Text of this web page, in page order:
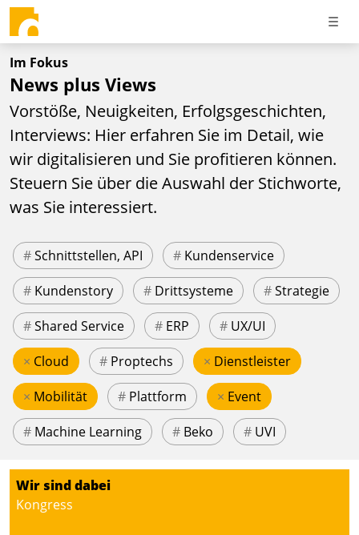
Im Fokus
News plus Views
Vorstöße, Neuigkeiten, Erfolgsgeschichten,
Interviews: Hier erfahren Sie im Detail, wie
wir digitalisieren und Sie profitieren können.
Steuern Sie über die Auswahl der Stichworte,
was Sie interessiert.
#Schnittstellen, API # Kundenservice
# Kundenstory # Drittsysteme #Strategie
#Shared Service # ERP # UX/UI
× Cloud # Proptechs × Dienstleister
× Mobilität # Plattform × Event
# Machine Learning # Beko # UVI
Wir sind dabei
Kongress